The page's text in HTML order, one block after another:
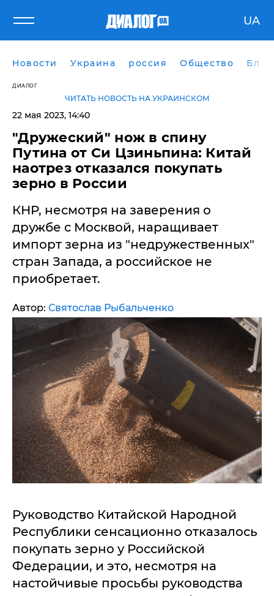
UA
Новости Украина россия Общество
ДИАЛОГ
ЧИТАТЬ НОВОСТЬ НА УКРАИНСКОМ
22 мая 2023, 14:40
"Дружеский" нож в спину
Путина от Си Цзиньпина: Китай
наотрез отказался покупать
зерно в России
КНР, несмотря на заверения о
дружбе с Москвой, наращивает
импорт зерна из "недружественных"
стран Запада, а российское не
приобретает.
Автор: Святослав Рыбальченко
Руководство Китайской Народной
Республики сенсационно отказалось
покупать зерно у Российской
Федерации, и это, несмотря на
настойчивые просьбы руководства